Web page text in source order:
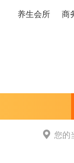
养生会所 商
您的